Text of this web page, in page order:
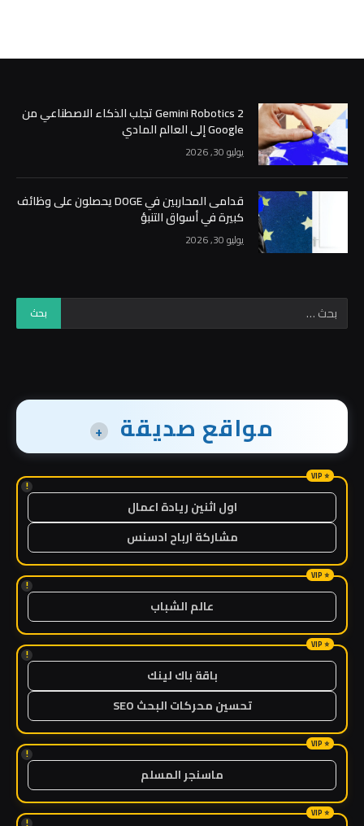
Gemini Robotics 2 تجلب الذكاء الاصطناعي من
Google إلى العالم المادي
يوليو 30, 2026
قدامى المحاربين في DOGE يحصلون على وظائف
كبيرة في أسواق التنبؤ
يوليو 30, 2026
مواقع صديقة +
!
اول اثنين ريادة اعمال
مشاركة ارباح ادسنس
!
عالم الشباب
!
باقة باك لينك
تحسين محركات البحث SEO
!
ماسنجر المسلم
!